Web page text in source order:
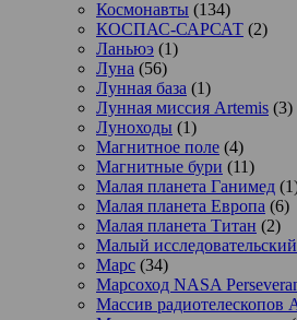
Космонавты (134)
КОСПАС-САРСАТ (2)
Ланьюэ (1)
Луна (56)
Лунная база (1)
Лунная миссия Artemis (3)
Луноходы (1)
Магнитное поле (4)
Магнитные бури (11)
Малая планета Ганимед
Малая планета Европа (6)
Малая планета Титан (2)
Малый
Марс (34)
Марсоход NASA
Массив радиотелескопов